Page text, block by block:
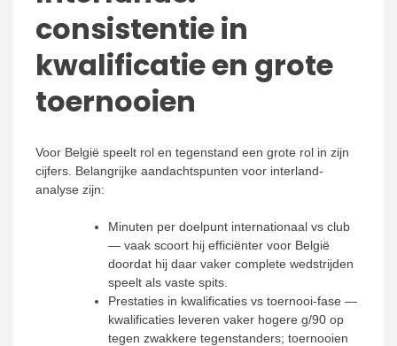
consistentie in
kwalificatie en grote
toernooien
Voor België speelt rol en tegenstand een grote rol in zijn
cijfers. Belangrijke aandachtspunten voor interland-
analyse zijn:
Minuten per doelpunt internationaal vs club
— vaak scoort hij efficiënter voor België
doordat hij daar vaker complete wedstrijden
speelt als vaste spits.
Prestaties in kwalificaties vs toernooi-fase —
kwalificaties leveren vaker hogere g/90 op
tegen zwakkere tegenstanders; toernooien